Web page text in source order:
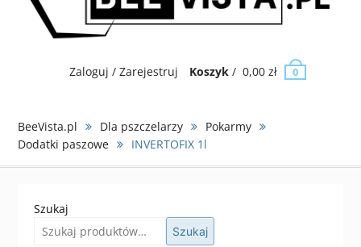
Zaloguj / Zarejestruj Koszyk /0,00zł 0
BeeVista.pl Dla pszczelarzy
Pokarmy
Dodatki paszowe
INVERTOFIX 1l
Szukaj
Szukaj